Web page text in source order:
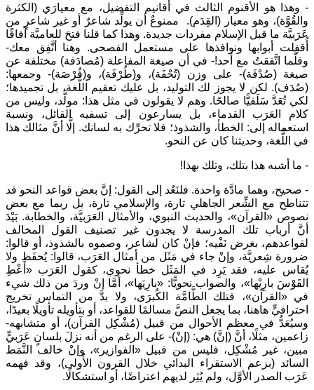
- وهذا هو الأقنوم الثالث في أقانيم التفضيل، مع معيارَي (الكثرة
والقُوَّة)، وهو معيار (القِدَم). ممنوعٌ أن يولِّد شاعرٌ أو غير شاعرٍ من
عَرَبيَّة ما قبل الإسلام مفردات جديدة. وهذا كما قلنا فتحَ للعاميَّة آفاقًا
أُقفِلت أبوابها ونوافذها على مستعمل الفصحى. وهنا أتَّفِق معك-
وقلَّما اتَّفقتُ مع أحد!- في أن صيغة المفاعلة (مُصادَفة) مختلفة عن
صيغة (صُدْفَة)- على وزن (تُحْفَة)، و(طُرْفَة)، و(فُرْصَة)- وجمعها:
(صُدَف). لكن لا يجوز لك التوليد، بل عليك تعقيم اللُّغة، بل تجميدها؛
لكي تُعَدَّ سَلَفيًّا صالحًا. وهم لا يقولون في مثل هذا: مولَّد، وليس من
كلام العَرَب القدماء، بل يسارعون إلى تسفيه القائل، ونسبة
استعماله إلى: الخطأ، والشذوذ؛ فلا تحرِّك به لسانك. إلَّا أنَّ مثالك هذا
في اللُّغة، وحديثنا كان عن النحو.
- ما أشبه هذا بتلك، وتلك بهذا!
- صحيح، وهما مادَّة واحدة. فلنَعُد إلى القول: إنَّ بعض قواعد النحو قد
تتناطح مع الشِّعر الجاهلي تارة، والإسلامي تارة، بل ربما مع بعض
نصوص «القرآن»، والحديث النبوي، والأمثال العَرَبيَّة، والخطابة. بَيْدَ
أنَّ أرباب تلك المدرسة لا يجدون غير تصنيف القول المخالف
لقواعدهم، بغرض نَفْيه؛ فإنْ كان لشاعر، وصموه بالشذوذ، أو قالوا:
ضرورة شِعريَّة، وإنْ جاء في مَثَل من أمثال العَرَب، قالوا: يُحفَظ ولا
يُقاس عليه، فقد يَرِد في المَثَل خطأ نحوي، كقول العَرَب «أَعْطِ
القَوْسَ بارِيْها»، والصواب نحويًّا: «بارِيَها»، أمَّا إنْ وردَ من ذلك شيء
في «القرآن»، فتلك الطَّامَّة الكُبرَى، ولا بدَّ من التماس تخريج
احترافيٍّ هاهنا، بما يجعل النصَّ مسالمًا للقواعد، أو بتأويله تأويلًا بعيدًا،
وسيُعَدُّ في معظم الأحوال من قبيل (مُشْكِل القرآن)، أو متشابهه-
زاعمين، مثلًا، أنَّ (إنَّ) هي: (إنْ)- على الرغم من أنه نزلَ بلسانٍ عَرَبيٍّ
مبين، غير مُشْكِل، فليس من قبيل «الفوازير»، وإنْ خالف النَّمَط
السائد (بزعم الاستقراء البدائي خلال القرون الأُولى)، وقد فهمه
عَرَب الصدر الأوَّل، ولم يُثِر لديهم اعتراضًا، أو استشكالًا.